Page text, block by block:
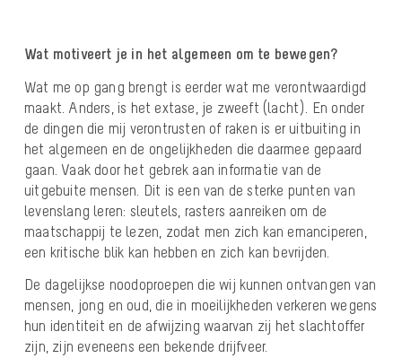
Wat motiveert je in het algemeen om te bewegen?
Wat me op gang brengt is eerder wat me verontwaardigd
maakt. Anders, is het extase, je zweeft (lacht). En onder
de dingen die mij verontrusten of raken is er uitbuiting in
het algemeen en de ongelijkheden die daarmee gepaard
gaan. Vaak door het gebrek aan informatie van de
uitgebuite mensen. Dit is een van de sterke punten van
levenslang leren: sleutels, rasters aanreiken om de
maatschappij te lezen, zodat men zich kan emanciperen,
een kritische blik kan hebben en zich kan bevrijden.
De dagelijkse noodoproepen die wij kunnen ontvangen van
mensen, jong en oud, die in moeilijkheden verkeren wegens
hun identiteit en de afwijzing waarvan zij het slachtoffer
zijn, zijn eveneens een bekende drijfveer.